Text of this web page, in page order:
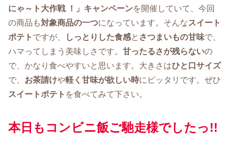
にゃ～ト大作戦 ！」キャンペーンを開催していて、今回
の商品も対象商品の一つになっています。そんなスイート
ポテト ですが、 しっとりした食感と さつまいもの甘味で、
ハマってしまう美味しさです。 甘ったるさが残らないの
で、かなり食べやすいと思います。大きさはひと口サイズ
で、 お茶請けや軽く甘味が欲しい時にピッタリです。ぜひ
スイートポテト を食べてみて下さい。
本日もコンビニ飯ご馳走様でしたっ!!